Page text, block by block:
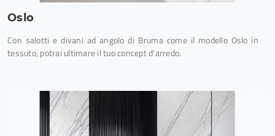
Oslo
Con salotti e divani ad angolo di Bruma come il modello Oslo in
tessuto, potrai ultimare il tuo concept d'arredo.